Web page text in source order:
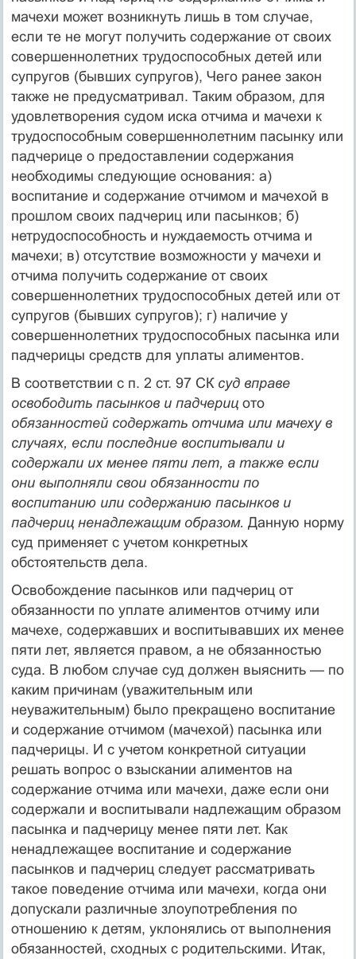
мачехи может возникнуть лишь в том случае,
если те не могут получить содержание от своих
совершеннолетних трудоспособных детей или
супругов (бывших супругов), Чего ранее закон
также не предусматри­вал. Таким образом, для
удовлетворения судом иска отчима и мачехи к
трудоспособным совершеннолетним пасынку или
пад­черице о предоставлении содержания
необходимы следующие основания: а)
воспитание и содержание отчимом и мачехой в
прошлом своих падчериц или пасынков; б)
нетрудоспособность и нуждаемость отчима и
мачехи; в) отсутствие возможности у мачехи и
отчима получить содержание от своих
совершенно­летних трудоспособных детей или от
супругов (бывших супру­гов); г) наличие у
совершеннолетних трудоспособных пасынка или
падчерицы средств для уплаты алиментов.
В соответствии с п. 2 ст. 97 СК суд вправе
освободить па­сынков и падчериц ото
обязанностей содержать отчима или мачеху в
случаях, если последние воспитывали и
содержали их менее пяти лет, а также если
они выполняли свои обязаннос­ти по
воспитанию или содержанию пасынков и
падчериц не­надлежащим образом. Данную норму
суд применяет с учетом конкретных
обстоятельств дела.
Освобождение пасынков или падчериц от
обязанности по уплате алиментов отчиму или
мачехе, содержавших и воспи­тывавших их менее
пяти лет, является правом, а не обязанно­стью
суда. В любом случае суд должен выяснить — по
каким причинам (уважительным или
неуважительным) было прекра­щено воспитание
и содержание отчимом (мачехой) пасынка или
падчерицы. И с учетом конкретной ситуации
решать воп­рос о взыскании алиментов на
содержание отчима или маче­хи, даже если они
содержали и воспитывали надлежащим об­разом
пасынка и падчерицу менее пяти лет. Как
ненадлежа­щее воспитание и содержание
пасынков и падчериц следует рассматривать
такое поведение отчима или мачехи, когда они
допускали различные злоупотребления по
отношению к де­тям, уклонялись от выполнения
обязанностей, сходных с ро­дительскими. Итак,